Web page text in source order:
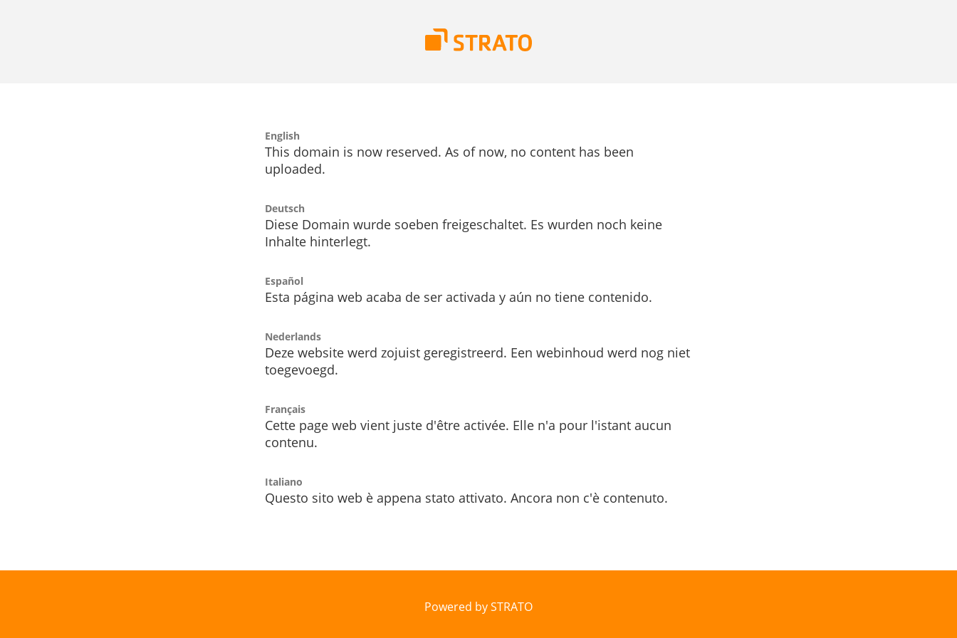
English
This domain is now reserved. As of now, no content has been
uploaded.
Deutsch
Diese Domain wurde soeben freigeschaltet. Es wurden noch keine
Inhalte hinterlegt.
Español
Esta página web acaba de ser activada y aún no tiene contenido.
Nederlands
Deze website werd zojuist geregistreerd. Een webinhoud werd nog niet
toegevoegd.
Français
Cette page web vient juste d'être activée. Elle n'a pour l'istant aucun
contenu.
Italiano
Questo sito web è appena stato attivato. Ancora non c'è contenuto.
Powered by STRATO